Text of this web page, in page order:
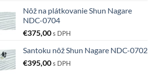
Nôž na plátkovanie Shun Nagare
NDC-0704
€375,00s DPH
Santoku nôž Shun Nagare NDC-0702
€395,00s DPH